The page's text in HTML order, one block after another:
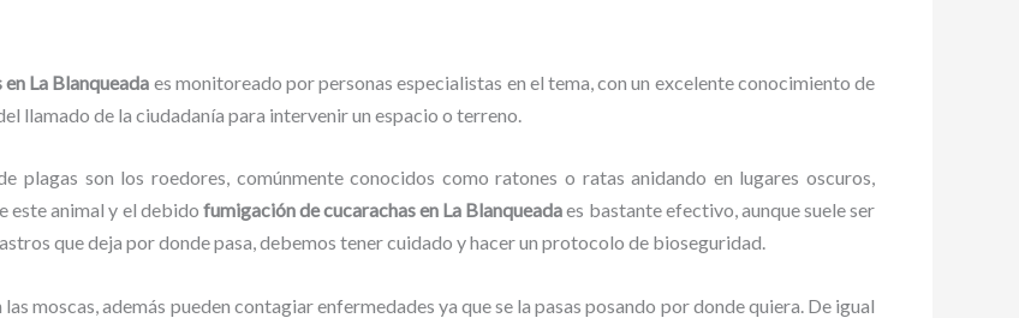
en La Blanqueada es monitoreado por personas especialistas en el tema, con un excelente conocimiento de
llamado de la ciudadanía para intervenir un espacio o terreno.
plagas son los roedores, comúnmente conocidos como ratones o ratas anidando en lugares oscuros,
este animal y el debido fumigación de cucarachasen La Blanqueadaes bastante efectivo, aunque suele ser
que deja por donde pasa, debemos tener cuidado y hacer un protocolo de bioseguridad.
moscas, además pueden contagiar enfermedades ya que se la pasas posando por donde quiera. De igual